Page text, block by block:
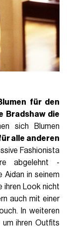
für den
Bradshaw die
sich Blumen
alle anderen
Fashionista
abgelehnt -
Aidan in seinem
ihren Look nicht
auch mit einer
In weiteren
ihren Outfits